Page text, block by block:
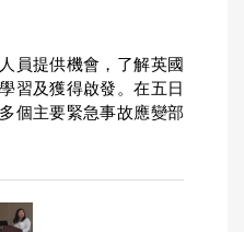
員提供機會，了解英國
習及獲得啟發。在五日
個主要緊急事故應變部